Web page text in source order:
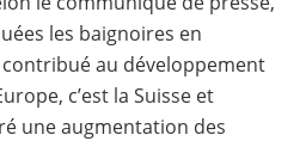
les baignoires en
au développement
c’est la Suisse et
une augmentation des